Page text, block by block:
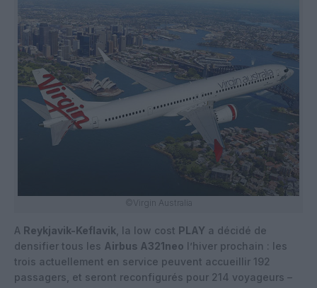
©Virgin Australia
A Reykjavik-Keflavik , la low cost PLAY a décidé de
densifier tous les Airbus A321neo l’hiver prochain : les
trois actuellement en service peuvent accueillir 192
passagers, et seront reconfigurés pour 214 voyageurs –